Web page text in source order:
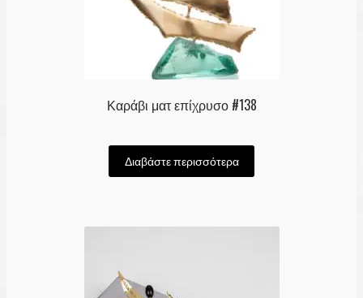
Καράβι ματ επίχρυσο #138
Διαβάστε περισσότερα